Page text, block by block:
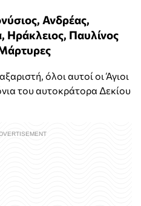
Ανδρέας,
Ηράκλειος, Παυλίνος
όλοι αυτοί οι Άγιοι
του αυτοκράτορα Δεκίου